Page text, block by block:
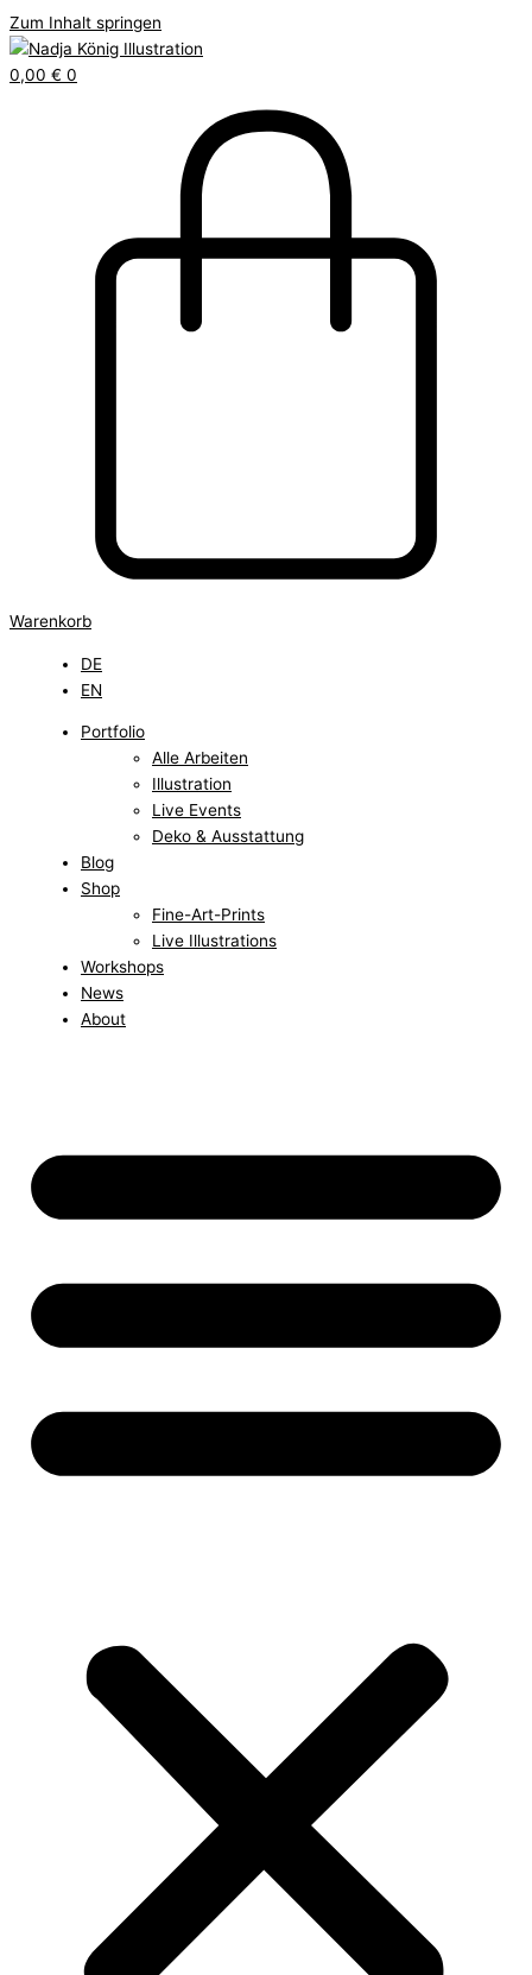
Zum Inhalt springen
0,00 € 0
Warenkorb
DE
EN
Portfolio
Alle Arbeiten
Illustration
Live Events
Deko & Ausstattung
Blog
Shop
Fine-Art-Prints
Live Illustrations
Workshops
News
About